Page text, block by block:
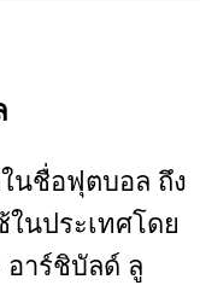
นชื่อฟุตบอล ถึง
นประเทศโดย
อาร์ชิบัลด์ ลู